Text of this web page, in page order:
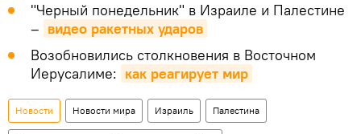
"Черный понедельник" в Израиле и Палестине
– видео ракетных ударов
Возобновились столкновения в Восточном
Иерусалиме: как реагирует мир
Новости Новости мира Израиль Палестина